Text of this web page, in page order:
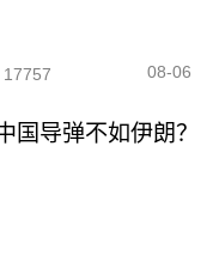
17757 08-06
国导弹不如伊朗？